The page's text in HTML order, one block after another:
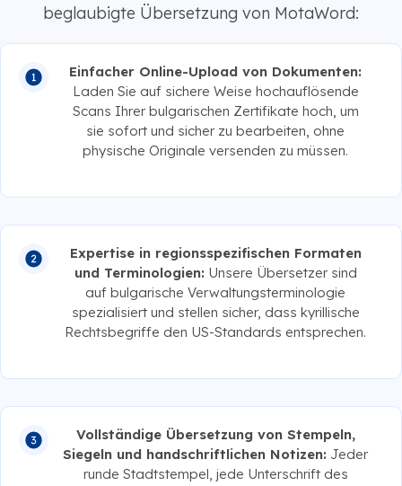
beglaubigte Übersetzung von MotaWord:
Einfacher Online-Upload von Dokumenten:
Laden Sie auf sichere Weise hochauflösende
Scans Ihrer bulgarischen Zertifikate hoch, um
sie sofort und sicher zu bearbeiten, ohne
physische Originale versenden zu müssen.
Expertise in regionsspezifischen Formaten
und Terminologien: Unsere Übersetzer sind
auf bulgarische Verwaltungsterminologie
spezialisiert und stellen sicher, dass kyrillische
Rechtsbegriffe den US-Standards entsprechen.
Vollständige Übersetzung von Stempeln,
Siegeln und handschriftlichen Notizen: Jeder
runde Stadtstempel, jede Unterschrift des